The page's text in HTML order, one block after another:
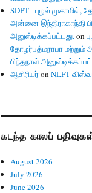
SDPT - புழல் முகாமில்,
அன்னை இந்திராகாந்தி
அனுஸ்டிக்கப்பட்டது.on
தோழர்பத்மநாபா மற்றும்
பிந்தநாள்
ஆசிரியர் onNLFT
கடந்த காலப்
August 2026
July 2026
June 2026